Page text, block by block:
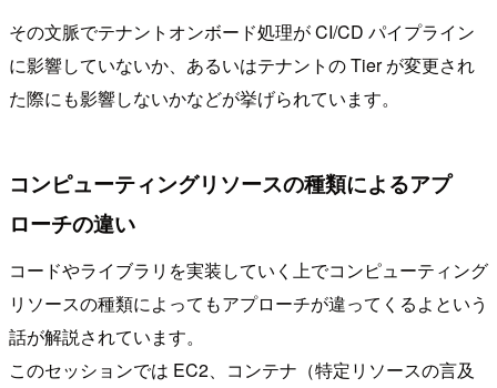
その文脈でテナントオンボード処理が CI/CD パイプライン
に影響していないか、あるいはテナントの Tier が変更され
た際にも影響しないかなどが挙げられています。
コンピューティングリソースの種類によるアプ
ローチの違い
コードやライブラリを実装していく上でコンピューティング
リソースの種類によってもアプローチが違ってくるよという
話が解説されています。
このセッションでは EC2、コンテナ（特定リソースの言及